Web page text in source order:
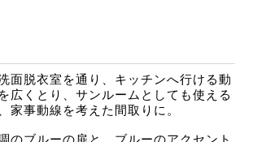
面脱衣室を通り、キッチンへ行ける動
広くとり、サンルームとしても使える
家事動線を考えた間取りに。
のブルーの扉と、ブルーのアクセント